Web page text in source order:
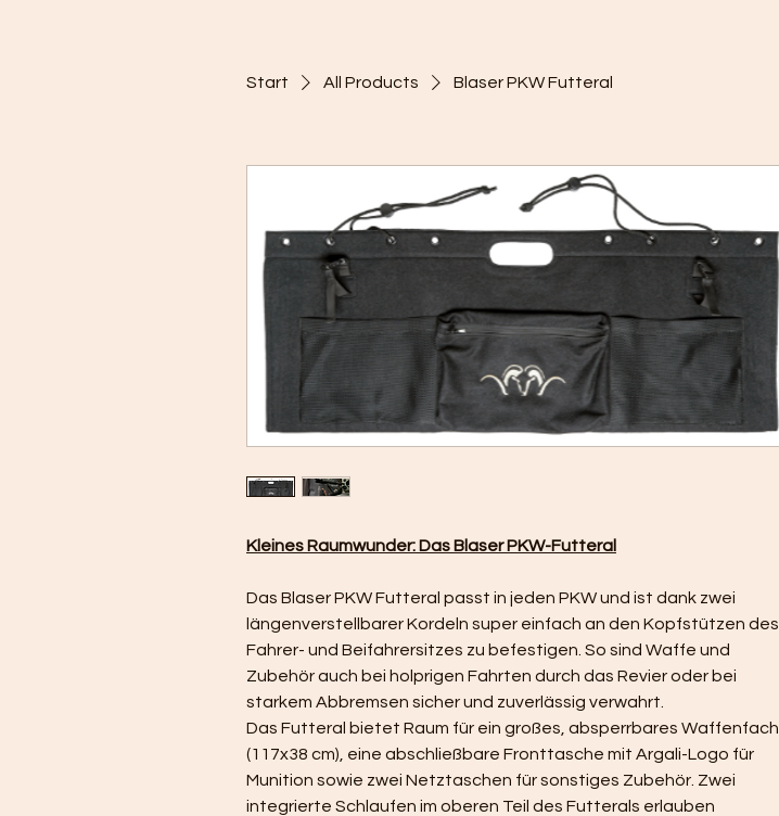
Start All Products Blaser PKW Futteral
Kleines Raumwunder: Das Blaser PKW-Futteral
Das Blaser PKW Futteral passt in jeden PKW und ist dank zwei
längenverstellbarer Kordeln super einfach an den Kopfstützen des
Fahrer- und Beifahrersitzes zu befestigen. So sind Waffe und
Zubehör auch bei holprigen Fahrten durch das Revier oder bei
starkem Abbremsen sicher und zuverlässig verwahrt.
Das Futteral bietet Raum für ein großes, absperrbares Waffenfach
(117x38 cm), eine abschließbare Fronttasche mit Argali-Logo für
Munition sowie zwei Netztaschen für sonstiges Zubehör. Zwei
integrierte Schlaufen im oberen Teil des Futterals erlauben